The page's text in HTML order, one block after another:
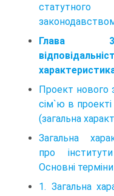
Глава 37
Проект нового
сім`ю в
(загальна
Загальна
про
Основні
1. Загальна